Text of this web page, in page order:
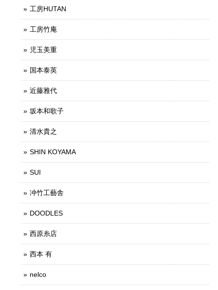
工房HUTAN
工房竹庵
児玉美重
国本泰英
近藤雅代
坂本和歌子
清水貴之
SHIN KOYAMA
SUI
冲竹工藝舎
DOODLES
西原糸店
西本 有
nelco